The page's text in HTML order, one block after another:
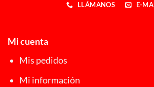
LLÁMANOS E-
Mi cuenta
Mis pedidos
Mi información